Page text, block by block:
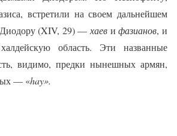
встретили на своем дальнейшем
(XIV, 29) —хаев ифазианов, и
область. Эти названные
видимо, предки нынешных армян,
— «hay».